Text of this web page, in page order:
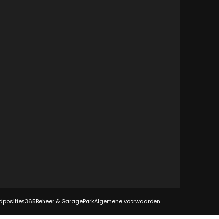
365Beheer & GarageParkAlgemene voorwaarden